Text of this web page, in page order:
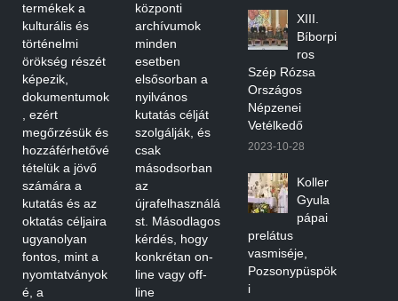
termékek a
kulturális és
történelmi
örökség részét
képezik,
dokumentumok
, ezért
megőrzésük és
hozzáférhetővé
tételük a jövő
számára a
kutatás és az
oktatás céljaira
ugyanolyan
fontos, mint a
nyomtatványok
é, a
központi
archívumok
minden
esetben
elsősorban a
nyilvános
kutatás célját
szolgálják, és
csak
másodsorban
az
újrafelhasználá
st. Másodlagos
kérdés, hogy
konkrétan on-
line vagy off-
line
XIII.
Bíborpi
ros
Szép Rózsa
Országos
Népzenei
Vetélkedő
2023-10-28
Koller
Gyula
pápai
prelátus
vasmiséje,
Pozsonypüspök
i